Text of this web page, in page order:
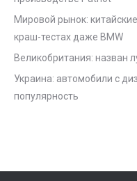
Мировой рынок:
краш-тестах даже BMW
Великобритания: назван
Украина: автомобили с
популярность